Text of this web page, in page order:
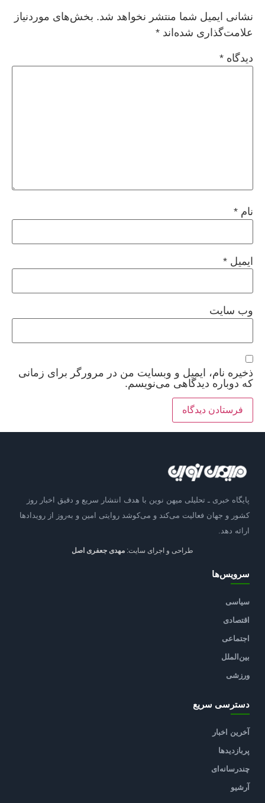
نشانی ایمیل شما منتشر نخواهد شد. بخش‌های موردنیاز
علامت‌گذاری شده‌اند *
دیدگاه *
نام *
ایمیل *
وب‌ سایت
ذخیره نام، ایمیل و وبسایت من در مرورگر برای زمانی
که دوباره دیدگاهی می‌نویسم.
پایگاه خبری ـ تحلیلی میهن نوین با هدف انتشار سریع و دقیق اخبار روز
کشور و جهان فعالیت می‌کند و می‌کوشد روایتی امین و به‌روز از رویدادها
ارائه دهد.
طراحی و اجرای سایت: مهدی جعفری اصل
سرویس‌ها
سیاسی
اقتصادی
اجتماعی
بین‌الملل
ورزشی
دسترسی سریع
آخرین اخبار
پربازدیدها
چندرسانه‌ای
آرشیو